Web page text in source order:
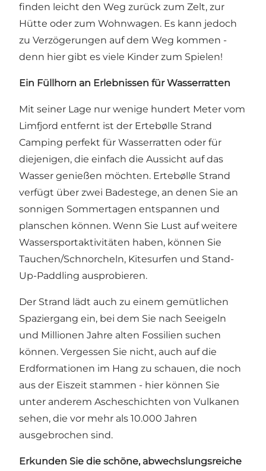
finden leicht den Weg zurück zum Zelt, zur
Hütte oder zum Wohnwagen. Es kann jedoch
zu Verzögerungen auf dem Weg kommen -
denn hier gibt es viele Kinder zum Spielen!
Ein Füllhorn an Erlebnissen für Wasserratten
Mit seiner Lage nur wenige hundert Meter vom
Limfjord entfernt ist der Ertebølle Strand
Camping perfekt für Wasserratten oder für
diejenigen, die einfach die Aussicht auf das
Wasser genießen möchten. Ertebølle Strand
verfügt über zwei Badestege, an denen Sie an
sonnigen Sommertagen entspannen und
planschen können. Wenn Sie Lust auf weitere
Wassersportaktivitäten haben, können Sie
Tauchen/Schnorcheln, Kitesurfen und Stand-
Up-Paddling ausprobieren.
Der Strand lädt auch zu einem gemütlichen
Spaziergang ein, bei dem Sie nach Seeigeln
und Millionen Jahre alten Fossilien suchen
können. Vergessen Sie nicht, auch auf die
Erdformationen im Hang zu schauen, die noch
aus der Eiszeit stammen - hier können Sie
unter anderem Ascheschichten von Vulkanen
sehen, die vor mehr als 10.000 Jahren
ausgebrochen sind.
Erkunden Sie die schöne, abwechslungsreiche